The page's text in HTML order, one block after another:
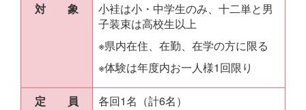
対 象
小袿は小・中学生のみ、十二単と男
子装束は高校生以上
※県内在住、在勤、在学の方に限る
※体験は年度内お一人様1回限り
定 員 各回1名（計6名）